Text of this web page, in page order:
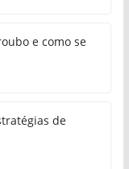
e como se
de